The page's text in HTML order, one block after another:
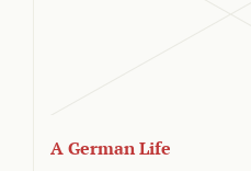
A German Life